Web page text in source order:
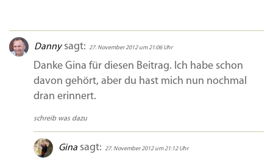
Danny sagt: 27. November 2012 um 21:06 Uhr
Danke Gina für diesen Beitrag. Ich habe schon
davon gehört, aber du hast mich nun nochmal
dran erinnert.
schreib was dazu
Gina sagt: 27. November 2012 um 21:12 Uhr